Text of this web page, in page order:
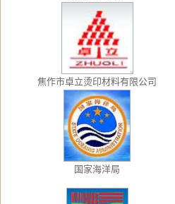
焦作市卓立烫印材料有限公司
国家海洋局